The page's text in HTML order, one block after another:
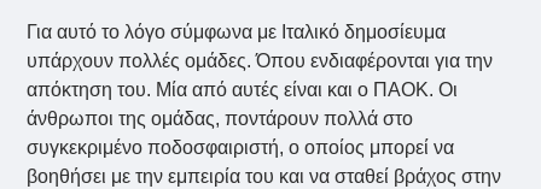
Για αυτό το λόγο σύμφωνα με Ιταλικό δημοσίευμα
υπάρχουν πολλές ομάδες. Όπου ενδιαφέρονται για την
απόκτηση του. Μία από αυτές είναι και ο ΠΑΟΚ. Οι
άνθρωποι της ομάδας, ποντάρουν πολλά στο
συγκεκριμένο ποδοσφαιριστή, ο οποίος μπορεί να
βοηθήσει με την εμπειρία του και να σταθεί βράχος στην